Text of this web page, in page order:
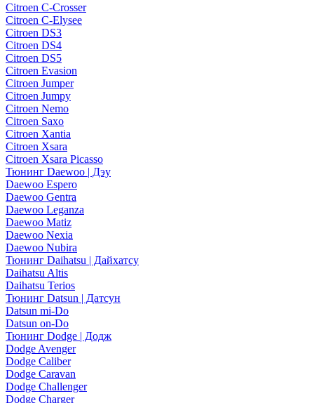
Citroen C-Crosser
Citroen C-Elysee
Citroen DS3
Citroen DS4
Citroen DS5
Citroen Evasion
Citroen Jumper
Citroen Jumpy
Citroen Nemo
Citroen Saxo
Citroen Xantia
Citroen Xsara
Citroen Xsara Picasso
Тюнинг Daewoo | Дэу
Daewoo Espero
Daewoo Gentra
Daewoo Leganza
Daewoo Matiz
Daewoo Nexia
Daewoo Nubira
Тюнинг Daihatsu | Дайхатсу
Daihatsu Altis
Daihatsu Terios
Тюнинг Datsun | Датсун
Datsun mi-Do
Datsun on-Do
Тюнинг Dodge | Додж
Dodge Avenger
Dodge Caliber
Dodge Caravan
Dodge Challenger
Dodge Charger